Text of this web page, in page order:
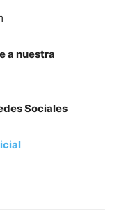
a nuestra
Sociales